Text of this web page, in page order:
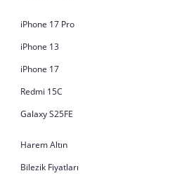
iPhone 17 Pro
iPhone 13
iPhone 17
Redmi 15C
Galaxy S25FE
Harem Altın
Bilezik Fiyatları